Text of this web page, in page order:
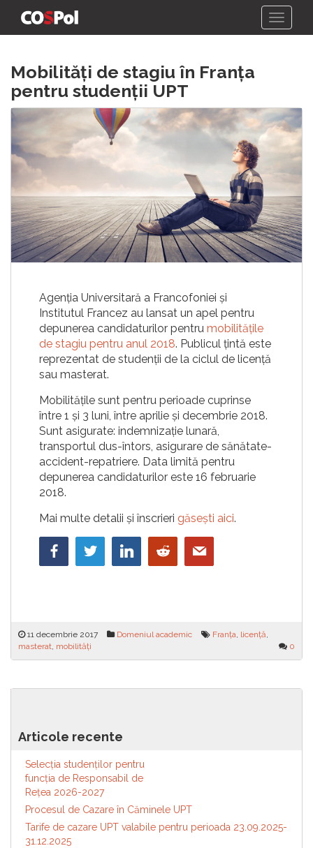
Mobilități de stagiu în Franța
pentru studenții UPT
Agenția Universitară a Francofoniei și
Institutul Francez au lansat un apel pentru
depunerea candidaturilor pentru mobilitățile
de stagiu pentru anul 2018. Publicul țintă este
reprezentat de studenții de la ciclul de licență
sau masterat.
Mobilitățile sunt pentru perioade cuprinse
între 1 și 3 luni, între aprilie și decembrie 2018.
Sunt asigurate: indemnizație lunară,
transportul dus-întors, asigurare de sănătate-
accident-repatriere. Data limită pentru
depunerea candidaturilor este 16 februarie
2018.
Mai multe detalii și înscrieri găsești aici.
11 decembrie 2017 Domeniul academic Franța, licență,
masterat, mobilități 0
Navigare
articole
Articole recente
Selecția studenților pentru
funcția de Responsabil de
Reţea 2026-2027
Procesul de Cazare în Căminele UPT
Tarife de cazare UPT valabile pentru perioada 23.09.2025-
31.12.2025